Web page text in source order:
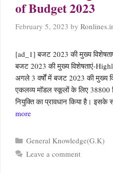
of Budget 2023
February 5, 2023 by
[ad_1] बजट 2023 की मुख्य
बजट 2023 की मुख्य विशेषताएं-
अगले 3 वर्षों में बजट 2023 की मुख्य
एकलव्य मॉडल स्कूलों के लिए 38800
नियुक्ति का प्रावधान किया है।
more
Categories
General Knowledge(G.K)
Leave a comment